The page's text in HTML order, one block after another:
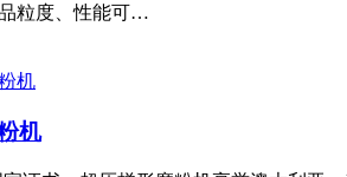
粒度、性能可…
机